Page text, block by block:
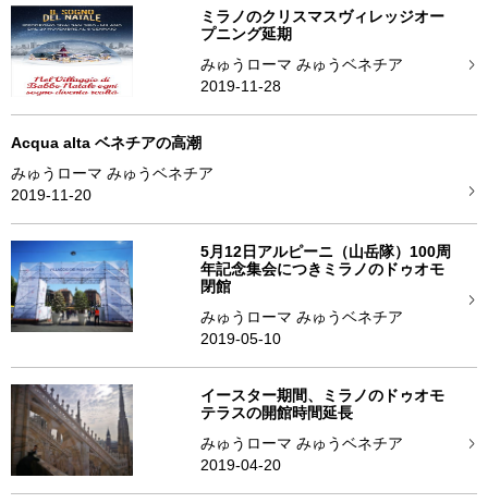
ミラノのクリスマスヴィレッジオー
プニング延期
みゅうローマ みゅうベネチア
2019-11-28
Acqua alta ベネチアの高潮
みゅうローマ みゅうベネチア
2019-11-20
5月12日アルピーニ（山岳隊）100周
年記念集会につきミラノのドゥオモ
閉館
みゅうローマ みゅうベネチア
2019-05-10
イースター期間、ミラノのドゥオモ
テラスの開館時間延長
みゅうローマ みゅうベネチア
2019-04-20